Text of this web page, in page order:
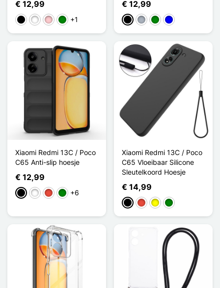
€ 12,99
ZwartWit RozeGroen
+1
€ 12,99
ZwartGrijsGroenBlauw
Xiaomi Redmi 13C / Poco
C65 Anti-slip hoesje
€ 12,99
ZwartWit RoodGroen
+6
Xiaomi Redmi 13C / Poco
C65 Vloeibaar Silicone
Sleutelkoord Hoesje
€ 14,99
ZwartRoodGeelGroen